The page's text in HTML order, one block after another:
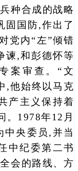
种合成的战略
固国防,作出了
党内“左”倾错
谏,和彭德怀等
案审查。“文
,他始终以马克
产主义保持着
。1978年12月
中央委员,并当
中纪委第二书
会的路线、方